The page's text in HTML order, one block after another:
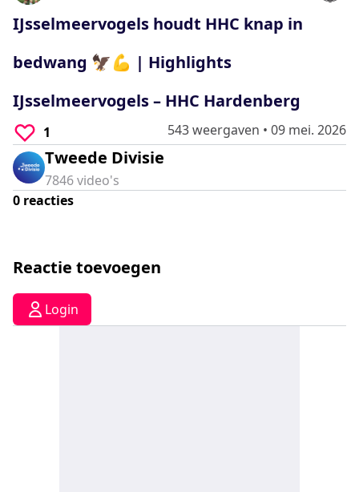
seconds
IJsselmeervogels houdt HHC knap in
bedwang 🦅💪 | Highlights
IJsselmeervogels – HHC Hardenberg
1 543 weergaven • 09 mei. 2026
Tweede Divisie
7846video's
0 reacties
Reactie toevoegen
Login